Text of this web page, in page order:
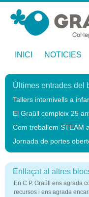
INICI NOTICIES
Últimes entrades del
Tallers internivells a
El Graüll compleix 25
Com treballem STEAM
Jornada de portes
Enllaçat al altres
En C.P. Graüll ens agrada
recursos i ens agrada